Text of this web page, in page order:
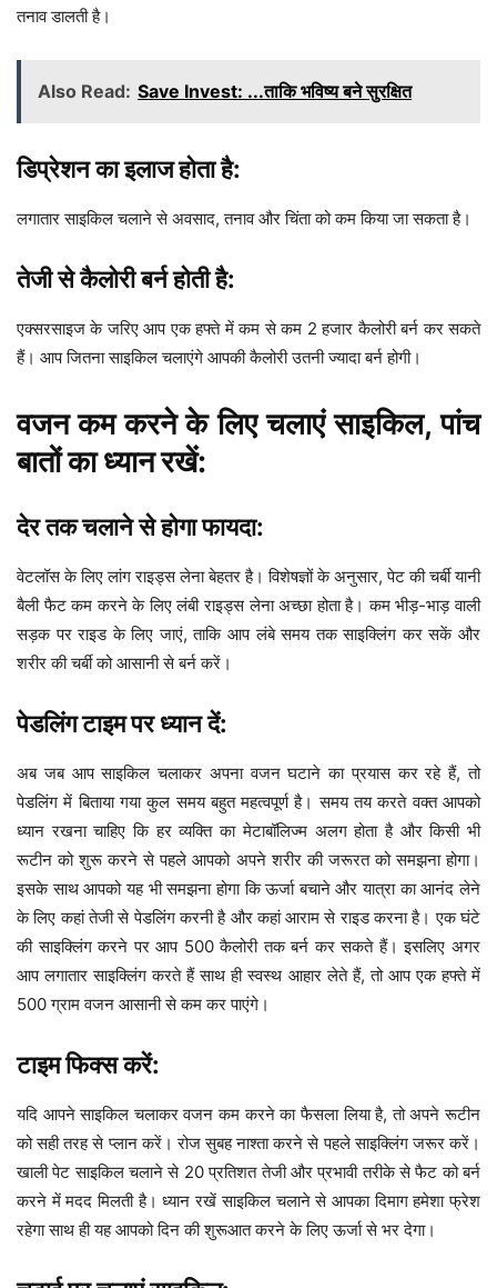
तनाव डालती है।
Also Read: Save Invest: ...ताकि भविष्य बने सुरक्षित
डिप्रेशन का इलाज होता है:
लगातार साइकिल चलाने से अवसाद, तनाव और चिंता को कम किया जा सकता है।
तेजी से कैलोरी बर्न होती है:
एक्सरसाइज के जरिए आप एक हफ्ते में कम से कम 2 हजार कैलोरी बर्न कर सकते
हैं। आप जितना साइकिल चलाएंगे आपकी कैलोरी उतनी ज्यादा बर्न होगी।
वजन कम करने के लिए चलाएं साइकिल, पांच
बातों का ध्यान रखें:
देर तक चलाने से होगा फायदा:
वेटलॉस के लिए लांग राइड्स लेना बेहतर है। विशेषज्ञों के अनुसार, पेट की चर्बी यानी
बैली फैट कम करने के लिए लंबी राइड्स लेना अच्छा होता है। कम भीड़-भाड़ वाली
सड़क पर राइड के लिए जाएं, ताकि आप लंबे समय तक साइक्लिंग कर सकें और
शरीर की चर्बी को आसानी से बर्न करें।
पेडलिंग टाइम पर ध्यान दें:
अब जब आप साइकिल चलाकर अपना वजन घटाने का प्रयास कर रहे हैं, तो
पेडलिंग में बिताया गया कुल समय बहुत महत्वपूर्ण है। समय तय करते वक्त आपको
ध्यान रखना चाहिए कि हर व्यक्ति का मेटाबॉलिज्म अलग होता है और किसी भी
रूटीन को शुरू करने से पहले आपको अपने शरीर की जरूरत को समझना होगा।
इसके साथ आपको यह भी समझना होगा कि ऊर्जा बचाने और यात्रा का आनंद लेने
के लिए कहां तेजी से पेडलिंग करनी है और कहां आराम से राइड करना है। एक घंटे
की साइक्लिंग करने पर आप 500 कैलोरी तक बर्न कर सकते हैं। इसलिए अगर
आप लगातार साइक्लिंग करते हैं साथ ही स्वस्थ आहार लेते हैं, तो आप एक हफ्ते में
500 ग्राम वजन आसानी से कम कर पाएंगे।
टाइम फिक्स करें:
यदि आपने साइकिल चलाकर वजन कम करने का फैसला लिया है, तो अपने रूटीन
को सही तरह से प्लान करें। रोज सुबह नाश्ता करने से पहले साइक्लिंग जरूर करें।
खाली पेट साइकिल चलाने से 20 प्रतिशत तेजी और प्रभावी तरीके से फैट को बर्न
करने में मदद मिलती है। ध्यान रखें साइकिल चलाने से आपका दिमाग हमेशा फ्रेश
रहेगा साथ ही यह आपको दिन की शुरूआत करने के लिए ऊर्जा से भर देगा।